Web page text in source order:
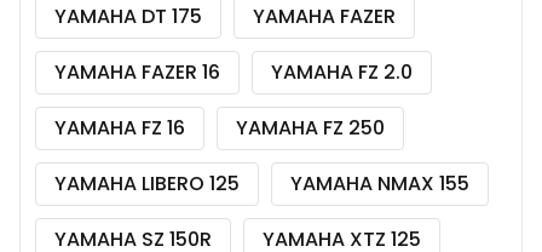
YAMAHA DT 175
YAMAHA FAZER
YAMAHA FAZER 16
YAMAHA FZ 2.0
YAMAHA FZ 16
YAMAHA FZ 250
YAMAHA LIBERO 125
YAMAHA NMAX 155
YAMAHA SZ 150R
YAMAHA XTZ 125